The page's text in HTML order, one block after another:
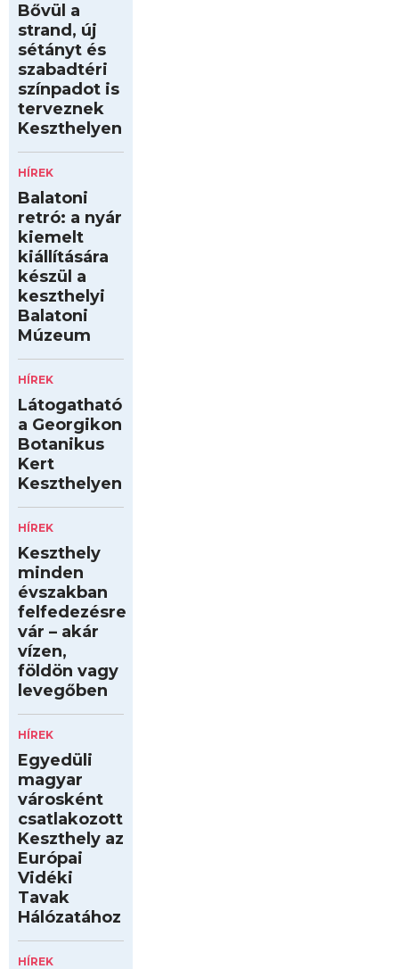
Bővül a
strand, új
sétányt és
szabadtéri
színpadot is
terveznek
Keszthelyen
HÍREK
Balatoni
retró: a nyár
kiemelt
kiállítására
készül a
keszthelyi
Balatoni
Múzeum
HÍREK
Látogatható
a Georgikon
Botanikus
Kert
Keszthelyen
HÍREK
Keszthely
minden
évszakban
felfedezésre
vár – akár
vízen,
földön vagy
levegőben
HÍREK
Egyedüli
magyar
városként
csatlakozott
Keszthely az
Európai
Vidéki
Tavak
Hálózatához
HÍREK